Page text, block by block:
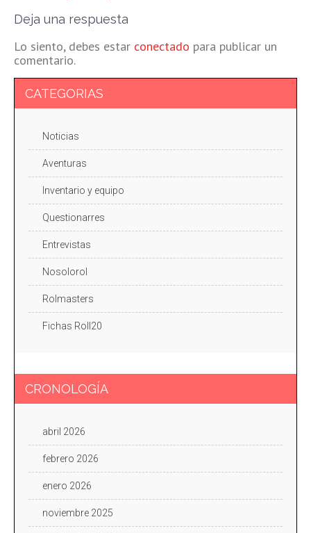
Deja una respuesta
Lo siento, debes estar conectado para publicar un
comentario.
CATEGORIAS
Noticias
Aventuras
Inventario y equipo
Questionarres
Entrevistas
Nosolorol
Rolmasters
Fichas Roll20
CRONOLOGÍA
abril 2026
febrero 2026
enero 2026
noviembre 2025